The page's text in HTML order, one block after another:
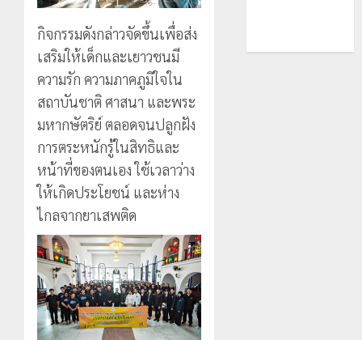
กิจกรรมดังกล่าวจัดขึ้นเพื่อส่ง
เสริมให้เด็กและเยาวชนมี
ความรัก ความภาคภูมิใจใน
สถาบันชาติ ศาสนา และพระ
มหากษัตริย์ ตลอดจนปลูกฝัง
การตระหนักรู้ในสิทธิและ
หน้าที่ของตนเอง ใช้เวลาว่าง
ให้เกิดประโยชน์ และห่าง
ไกลจากยาเสพติด